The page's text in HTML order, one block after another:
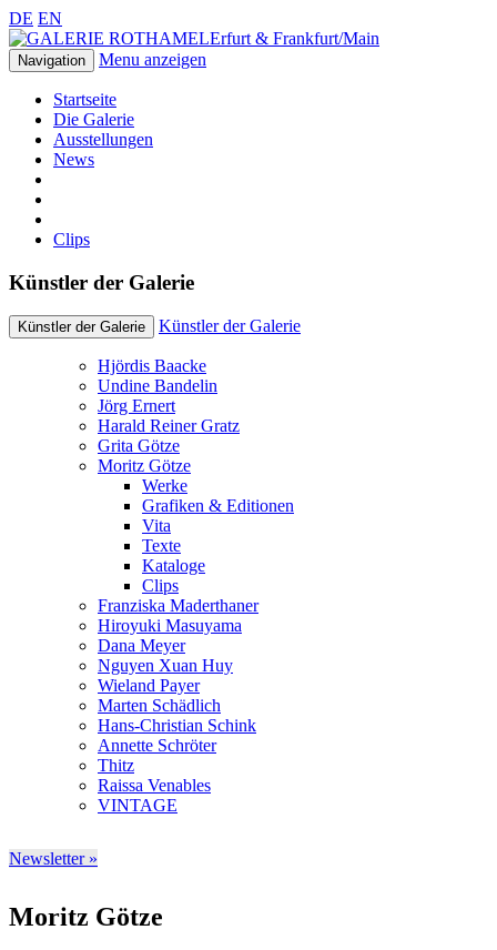
DE EN
Erfurt & Frankfurt/Main
Navigation Menu anzeigen
Startseite
Die Galerie
Ausstellungen
News
Clips
Künstler der Galerie
Künstler der Galerie Künstler der Galerie
Hjördis Baacke
Undine Bandelin
Jörg Ernert
Harald Reiner Gratz
Grita Götze
Moritz Götze
Werke
Grafiken & Editionen
Vita
Texte
Kataloge
Clips
Franziska Maderthaner
Hiroyuki Masuyama
Dana Meyer
Nguyen Xuan Huy
Wieland Payer
Marten Schädlich
Hans-Christian Schink
Annette Schröter
Thitz
Raissa Venables
VINTAGE
Newsletter »
Moritz Götze